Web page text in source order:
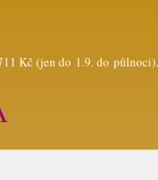
Kč (jen do 1.9. do půlnoci).